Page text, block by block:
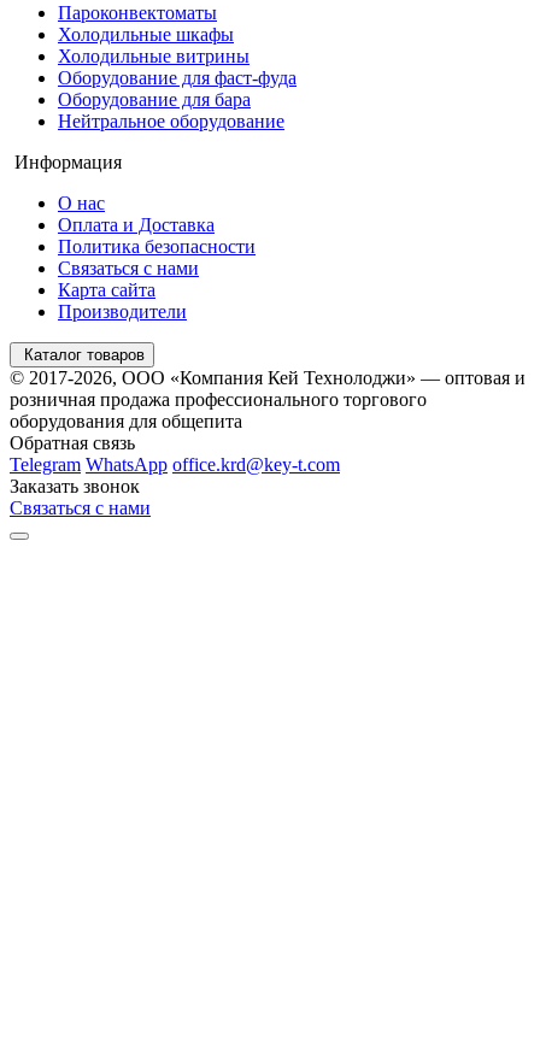
Пароконвектоматы
Холодильные шкафы
Холодильные витрины
Оборудование для фаст-фуда
Оборудование для бара
Нейтральное оборудование
Информация
О нас
Оплата и Доставка
Политика безопасности
Связаться с нами
Карта сайта
Производители
Каталог товаров
© 2017-2026, ООО «Компания Кей Технолоджи» — оптовая и
розничная продажа профессионального торгового
оборудования для общепита
Обратная связь
Telegram WhatsApp office.krd@key-t.com
Заказать звонок
Связаться с нами